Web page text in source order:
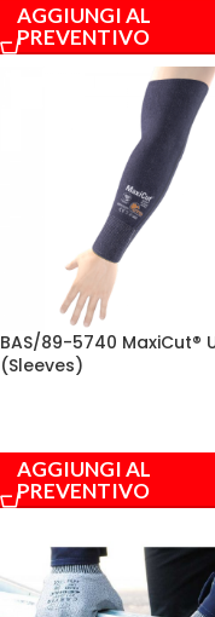
AGGIUNGI AL
PREVENTIVO
BAS/89-5740 MaxiCut®
(Sleeves)
AGGIUNGI AL
PREVENTIVO